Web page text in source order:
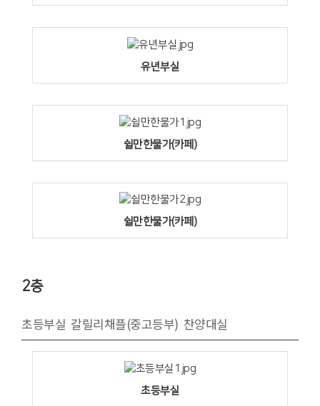
유년부실
쉴만한물가(카페)
쉴만한물가(카페)
2층
초등부실 갈릴리채플(중고등부) 찬양대실
초등부실